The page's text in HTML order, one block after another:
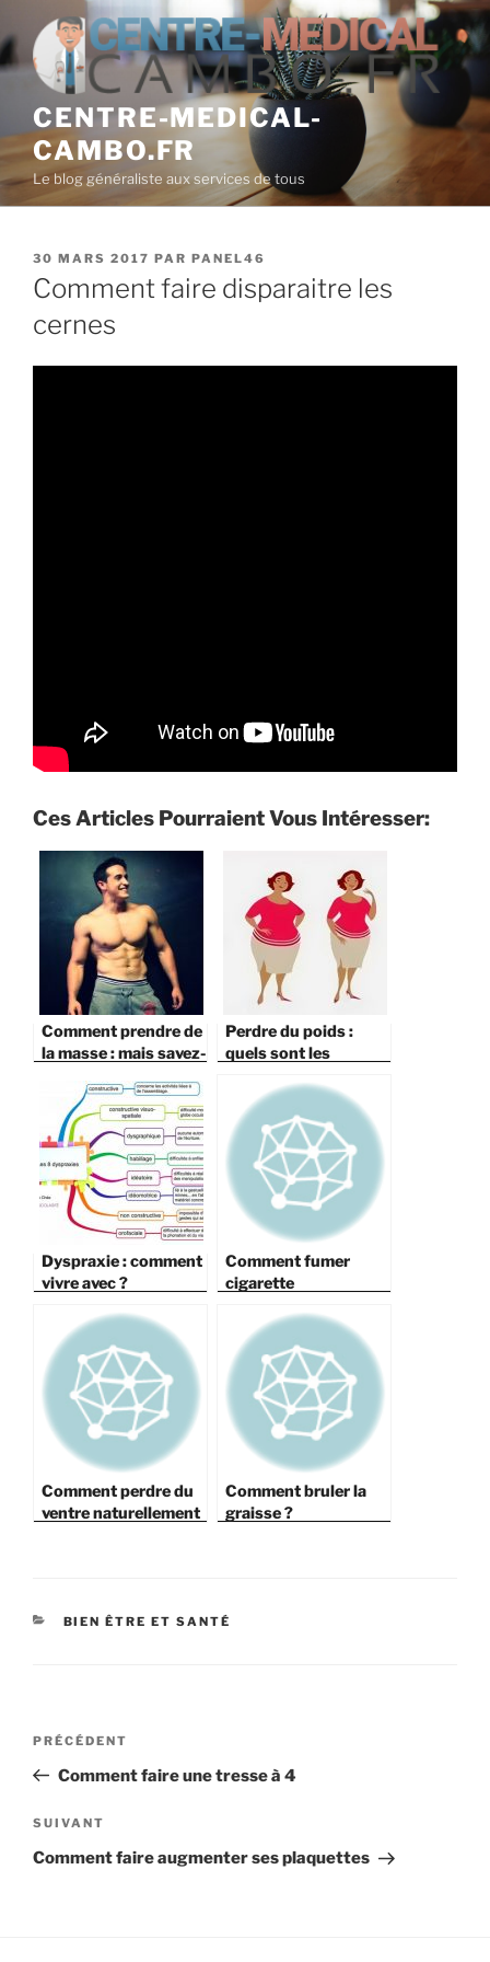
au
contenu
principal
CENTRE-MEDICAL-
CAMBO.FR
Le blog généraliste aux services de tous
PUBLIÉ
LE
30 MARS 2017 PAR PANEL46
Comment faire disparaitre les
cernes
Ces Articles Pourraient Vous Intéresser:
Comment prendre de
la masse : mais savez-
c’est ?
Perdre du poids :
quels sont les
recommandés par les
médecins ?
Dyspraxie : comment
vivre avec ?
Comment fumer
cigarette
Comment perdre du
ventre naturellement
Comment bruler la
graisse ?
CATÉGORIES
BIEN ÊTRE ET SANTÉ
Navigation
l’article
Article
précédent
PRÉCÉDENT
Comment faire une tresse à 4
Article
suivant
SUIVANT
Comment faire augmenter ses plaquettes